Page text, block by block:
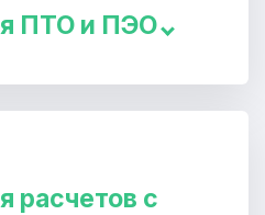
ПТО и ПЭО
расчетов с